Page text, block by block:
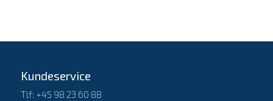
Kundeservice
Tlf: +45 98 23 60 88